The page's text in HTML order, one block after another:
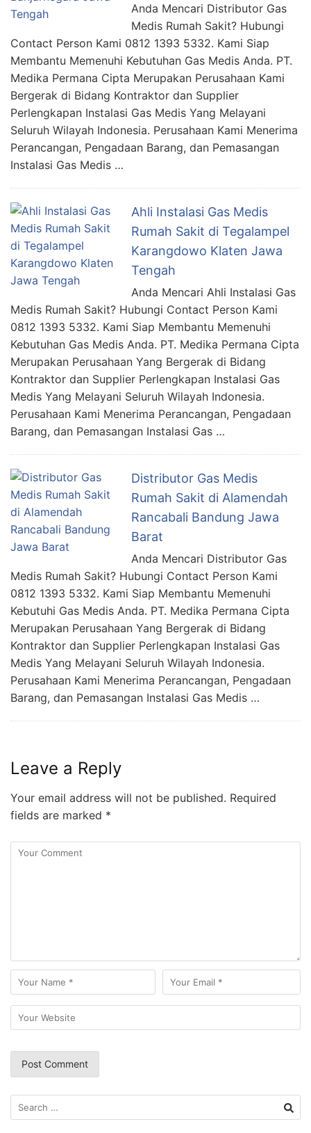
Anda Mencari Distributor Gas
Medis Rumah Sakit? Hubungi
Contact Person Kami 0812 1393 5332. Kami Siap
Membantu Memenuhi Kebutuhan Gas Medis Anda. PT.
Medika Permana Cipta Merupakan Perusahaan Kami
Bergerak di Bidang Kontraktor dan Supplier
Perlengkapan Instalasi Gas Medis Yang Melayani
Seluruh Wilayah Indonesia. Perusahaan Kami Menerima
Perancangan, Pengadaan Barang, dan Pemasangan
Instalasi Gas Medis …
Ahli Instalasi Gas Medis
Rumah Sakit di Tegalampel
Karangdowo Klaten Jawa
Tengah
Anda Mencari Ahli Instalasi Gas
Medis Rumah Sakit? Hubungi Contact Person Kami
0812 1393 5332. Kami Siap Membantu Memenuhi
Kebutuhan Gas Medis Anda. PT. Medika Permana Cipta
Merupakan Perusahaan Yang Bergerak di Bidang
Kontraktor dan Supplier Perlengkapan Instalasi Gas
Medis Yang Melayani Seluruh Wilayah Indonesia.
Perusahaan Kami Menerima Perancangan, Pengadaan
Barang, dan Pemasangan Instalasi Gas …
Distributor Gas Medis
Rumah Sakit di Alamendah
Rancabali Bandung Jawa
Barat
Anda Mencari Distributor Gas
Medis Rumah Sakit? Hubungi Contact Person Kami
0812 1393 5332. Kami Siap Membantu Memenuhi
Kebutuhi Gas Medis Anda. PT. Medika Permana Cipta
Merupakan Perusahaan Yang Bergerak di Bidang
Kontraktor dan Supplier Perlengkapan Instalasi Gas
Medis Yang Melayani Seluruh Wilayah Indonesia.
Perusahaan Kami Menerima Perancangan, Pengadaan
Barang, dan Pemasangan Instalasi Gas Medis …
Leave a Reply
Your email address will not be published. Required
fields are marked *
Search
for: